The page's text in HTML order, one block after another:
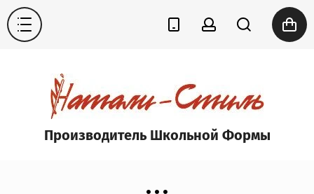
Производитель Школьной Формы